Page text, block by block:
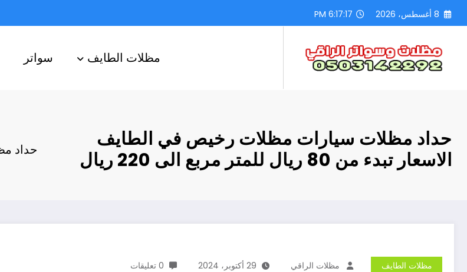
التجاوز
8 أغسطس، 2026 6:17:18 PM
مظلات الطايف سواتر
حداد مظلات سيارات مظلات رخيص في الطايف
الاسعار تبدء من 80 ريال للمتر مربع الى 220 ريال
مظلات الطايف مظلات الراقي 29 أكتوبر، 2024 0 تعليقات